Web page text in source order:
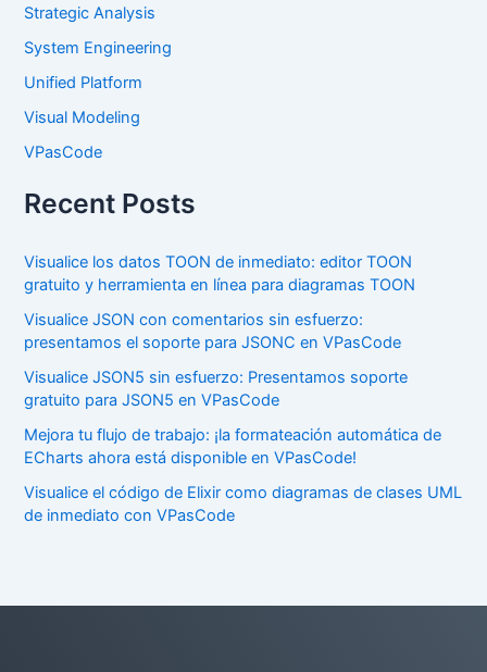
Strategic Analysis
System Engineering
Unified Platform
Visual Modeling
VPasCode
Recent Posts
Visualice los datos TOON de inmediato: editor TOON
gratuito y herramienta en línea para diagramas TOON
Visualice JSON con comentarios sin esfuerzo:
presentamos el soporte para JSONC en VPasCode
Visualice JSON5 sin esfuerzo: Presentamos soporte
gratuito para JSON5 en VPasCode
Mejora tu flujo de trabajo: ¡la formateación automática de
ECharts ahora está disponible en VPasCode!
Visualice el código de Elixir como diagramas de clases UML
de inmediato con VPasCode